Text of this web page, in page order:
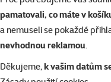
pamatovali, co máte v
a nemuseli se pokaždé
nevhodnou reklamou.
Děkujeme,k vašim datům